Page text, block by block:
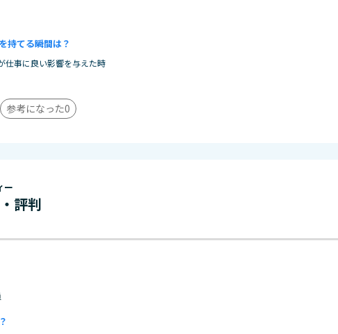
持てる瞬間は？
仕事に良い影響を与えた時
参考になった0
ー
評判